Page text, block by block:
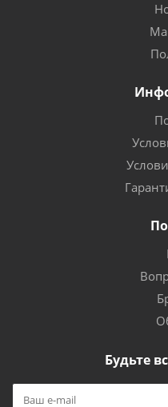
Будьте